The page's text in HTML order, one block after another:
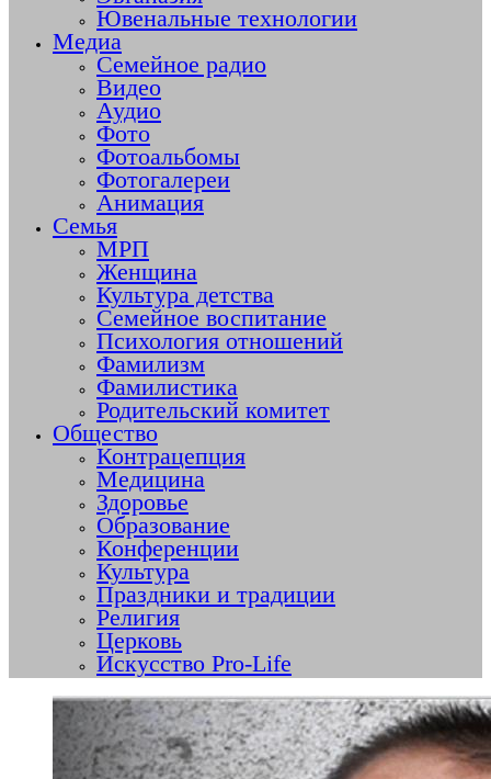
Ювенальные технологии
Медиа
Семейное радио
Видео
Аудио
Фото
Фотоальбомы
Фотогалереи
Анимация
Семья
МРП
Женщина
Культура детства
Семейное воспитание
Психология отношений
Фамилизм
Фамилистика
Родительский комитет
Общество
Контрацепция
Медицина
Здоровье
Образование
Конференции
Культура
Праздники и традиции
Религия
Церковь
Искусство Pro-Life